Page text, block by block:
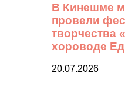
В Кинешме
провели
творчества
хороводе
20.07.2026